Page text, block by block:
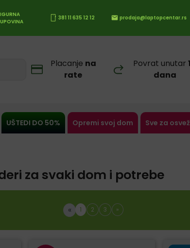
381 11 635 12 12 prodaja@laptopcentar.rs
Placanje na
rate
Povrat unutar
dana
UŠTEDI DO 50% Opremi svoj dom Sve za
za svaki dom i potrebe
« 1 2 3 »